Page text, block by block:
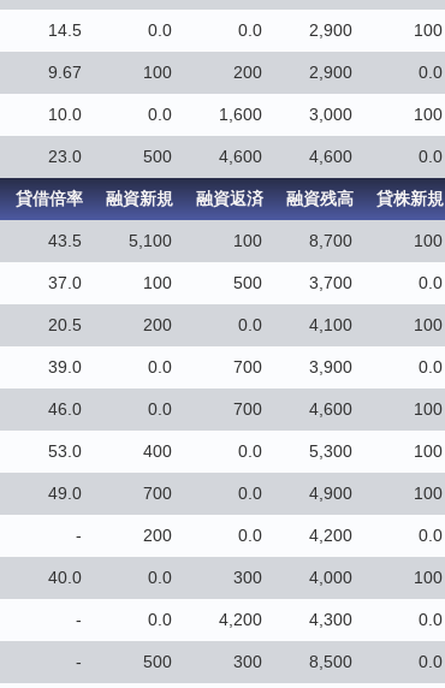
14.5 0.0 0.0 2,900 100
9.67 100 200 2,900 0.0
10.0 0.0 1,600 3,000 100
23.0 500 4,600 4,600 0.0
貸借倍率 融資新規 融資返済 融資残高 貸株新規
43.5 5,100 100 8,700 100
37.0 100 500 3,700 0.0
20.5 200 0.0 4,100 100
39.0 0.0 700 3,900 0.0
46.0 0.0 700 4,600 100
53.0 400 0.0 5,300 100
49.0 700 0.0 4,900 100
- 200 0.0 4,200 0.0
40.0 0.0 300 4,000 100
- 0.0 4,200 4,300 0.0
- 500 300 8,500 0.0